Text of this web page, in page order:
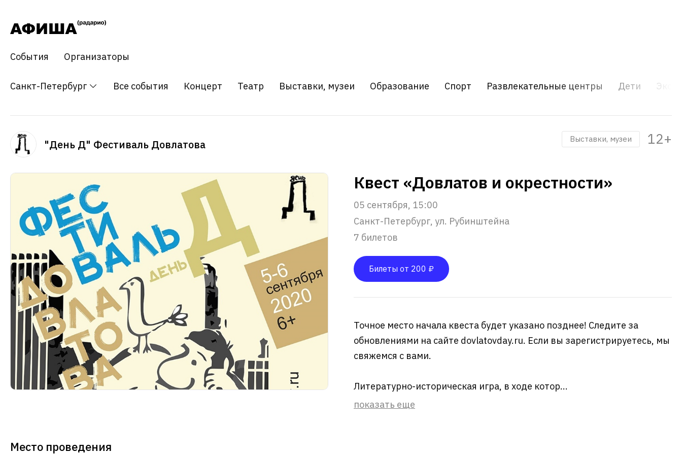
События Организаторы
Санкт-Петербург Все события Концерт Театр Выставки, музеи Образование Спорт Развлекательные центры Дети
"День Д" Фестиваль Довлатова Выставки, музеи 12+
Квест «Довлатов и окрестности»
05 сентября, 15:00
Санкт-Петербург, ул. Рубинштейна
7 билетов
Билеты от 200 ₽
Точное место начала квеста будет указано позднее! Следите за
обновлениями на сайте dovlatovday.ru. Если вы зарегистрируетесь, мы
свяжемся с вами.
Литературно-историческая игра, в ходе котор...
показать еще
Место проведения